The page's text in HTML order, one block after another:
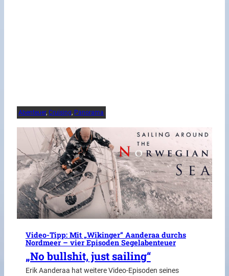
Abenteuer, Cruising, Panorama
Video-Tipp: Mit „Wikinger“ Aanderaa durchs
Nordmeer – vier Episoden Segelabenteuer
„No bullshit, just sailing“
Erik Aanderaa hat weitere Video-Episoden seines